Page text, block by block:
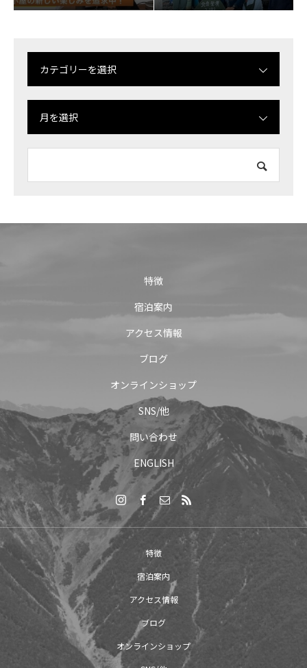
カテゴリーを選択
月を選択
特徴
宿泊案内
アクセス情報
ブログ
オンラインショップ
SNS/他
問い合わせ
ENGLISH
特徴
宿泊案内
アクセス情報
ブログ
オンラインショップ